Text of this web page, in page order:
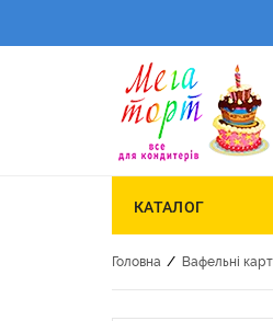
КАТАЛОГ
Головна / Вафельні